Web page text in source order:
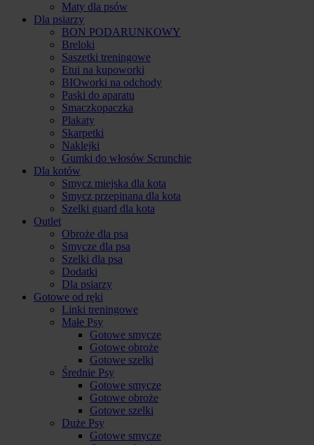
Maty dla psów
Dla psiarzy
BON PODARUNKOWY
Breloki
Saszetki treningowe
Etui na kupoworki
BIOworki na odchody
Paski do aparatu
Smaczkopaczka
Plakaty
Skarpetki
Naklejki
Gumki do włosów Scrunchie
Dla kotów
Smycz miejska dla kota
Smycz przepinana dla kota
Szelki guard dla kota
Outlet
Obroże dla psa
Smycze dla psa
Szelki dla psa
Dodatki
Dla psiarzy
Gotowe od ręki
Linki treningowe
Małe Psy
Gotowe smycze
Gotowe obroże
Gotowe szelki
Średnie Psy
Gotowe smycze
Gotowe obroże
Gotowe szelki
Duże Psy
Gotowe smycze